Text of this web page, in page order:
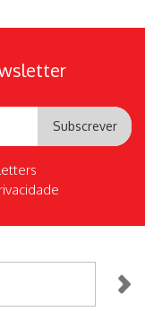
Subscrever